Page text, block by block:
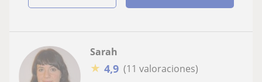
Sarah
★ 4,9 (11 valoraciones)